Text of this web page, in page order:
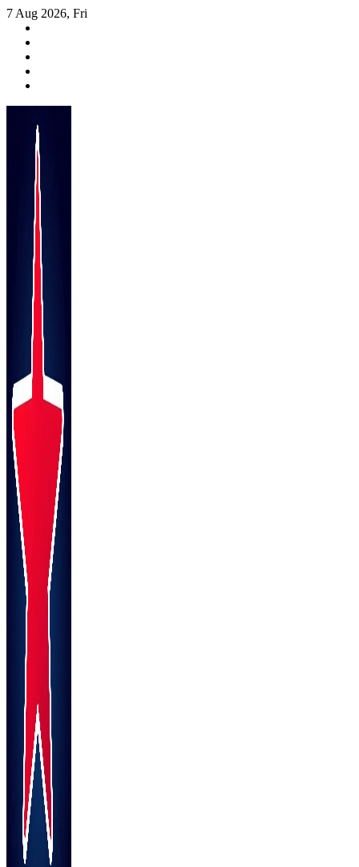
Skip
content
7 Aug 2026, Fri